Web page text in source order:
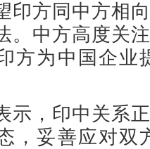
印方同中方相
。中方高度关
方为中国企业
示，印中关系
，妥善应对双